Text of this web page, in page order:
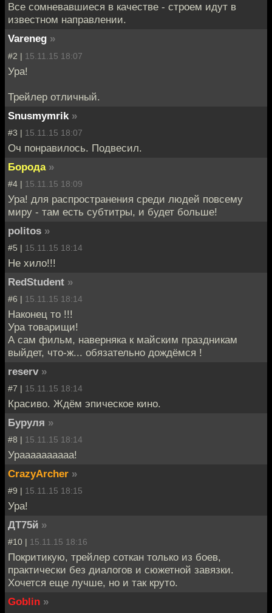
Все сомневавшиеся в качестве - строем идут в
известном направлении.
Vareneg »
#2 | 15.11.15 18:07
Ура!
Трейлер отличный.
Snusmymrik »
#3 | 15.11.15 18:07
Оч понравилось. Подвесил.
Борода »
#4 | 15.11.15 18:09
Ура! для распространения среди людей повсему
миру - там есть субтитры, и будет больше!
politos »
#5 | 15.11.15 18:14
Не хило!!!
RedStudent »
#6 | 15.11.15 18:14
Наконец то !!!
Ура товарищи!
А сам фильм, наверняка к майским праздникам
выйдет, что-ж... обязательно дождёмся !
reserv »
#7 | 15.11.15 18:14
Красиво. Ждём эпическое кино.
Буруля »
#8 | 15.11.15 18:14
Ураааааааааа!
CrazyArcher »
#9 | 15.11.15 18:15
Ура!
ДТ75й »
#10 | 15.11.15 18:16
Покритикую, трейлер соткан только из боев,
практически без диалогов и сюжетной завязки.
Хочется еще лучше, но и так круто.
Goblin »